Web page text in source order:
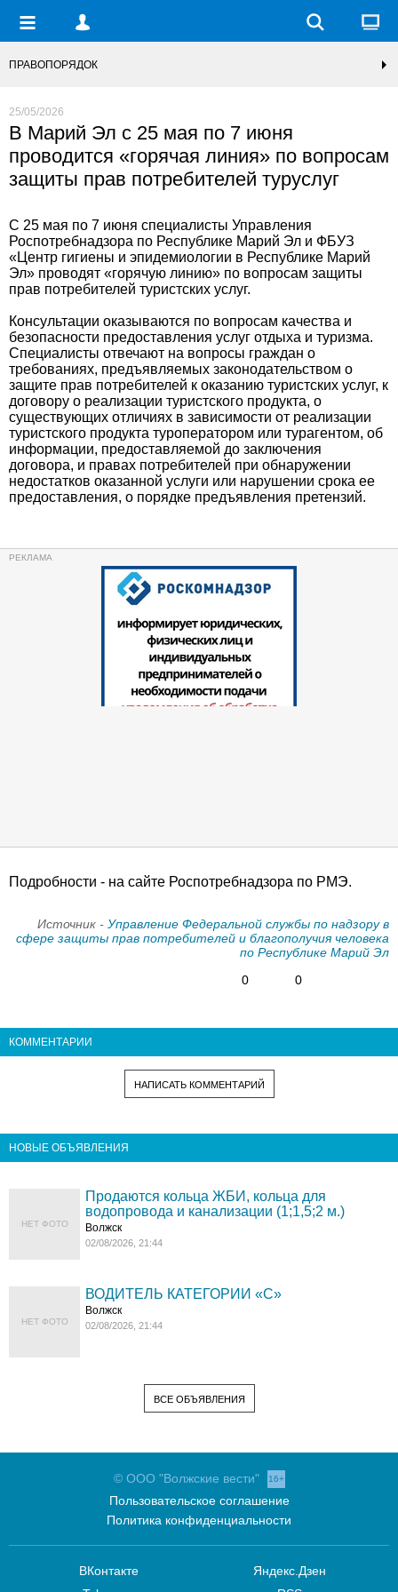
ПРАВОПОРЯДОК
25/05/2026
В Марий Эл с 25 мая по 7 июня
проводится «горячая линия» по вопросам
защиты прав потребителей туруслуг
С 25 мая по 7 июня специалисты Управления
Роспотребнадзора по Республике Марий Эл и ФБУЗ
«Центр гигиены и эпидемиологии в Республике Марий
Эл» проводят «горячую линию» по вопросам защиты
прав потребителей туристских услуг.
Консультации оказываются по вопросам качества и
безопасности предоставления услуг отдыха и туризма.
Специалисты отвечают на вопросы граждан о
требованиях, предъявляемых законодательством о
защите прав потребителей к оказанию туристских услуг, к
договору о реализации туристского продукта, о
существующих отличиях в зависимости от реализации
туристского продукта туроператором или турагентом, об
информации, предоставляемой до заключения
договора, и правах потребителей при обнаружении
недостатков оказанной услуги или нарушении срока ее
предоставления, о порядке предъявления претензий.
Подробности - на сайте Роспотребнадзора по РМЭ.
Источник - Управление Федеральной службы по надзору в
сфере защиты прав потребителей и благополучия человека
по Республике Марий Эл
0
0
КОММЕНТАРИИ
НАПИСАТЬ КОММЕНТАРИЙ
НОВЫЕ ОБЪЯВЛЕНИЯ
НЕТ ФОТО
Продаются кольца ЖБИ, кольца для
водопровода и канализации (1;1,5;2 м.)
Волжск
02/08/2026, 21:44
НЕТ ФОТО
ВОДИТЕЛЬ КАТЕГОРИИ «C»
Волжск
02/08/2026, 21:44
ВСЕ ОБЪЯВЛЕНИЯ
© ООО "Волжские вести" 16+
Пользовательское соглашение
Политика конфиденциальности
ВКонтакте
Яндекс.Дзен